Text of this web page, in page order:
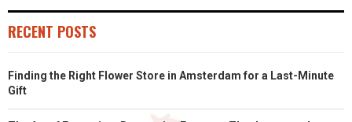
RECENT POSTS
Finding the Right Flower Store in Amsterdam for a Last-Minute
Gift